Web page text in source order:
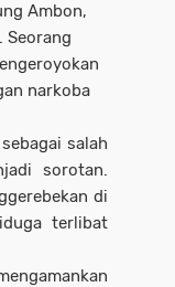
Ambon,
Seorang
narkoba
salah
sorotan.
di
terlibat